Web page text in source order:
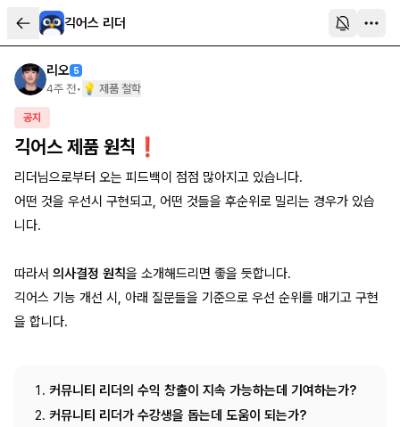
긱어스 리더
리오 5
4주 전• 💡 제품 철학
공지
긱어스 제품 원칙❗️
리더님으로부터 오는 피드백이 점점 많아지고 있습니다.
어떤 것을 우선시 구현되고, 어떤 것들을 후순위로 밀리는 경우가 있습
니다.
따라서 의사결정 원칙을 소개해드리면 좋을 듯합니다.
긱어스 기능 개선 시, 아래 질문들을 기준으로 우선 순위를 매기고 구현
을 합니다.
커뮤니티 리더의 수익 창출이 지속 가능하는데 기여하는가?
커뮤니티 리더가 수강생을 돕는데 도움이 되는가?